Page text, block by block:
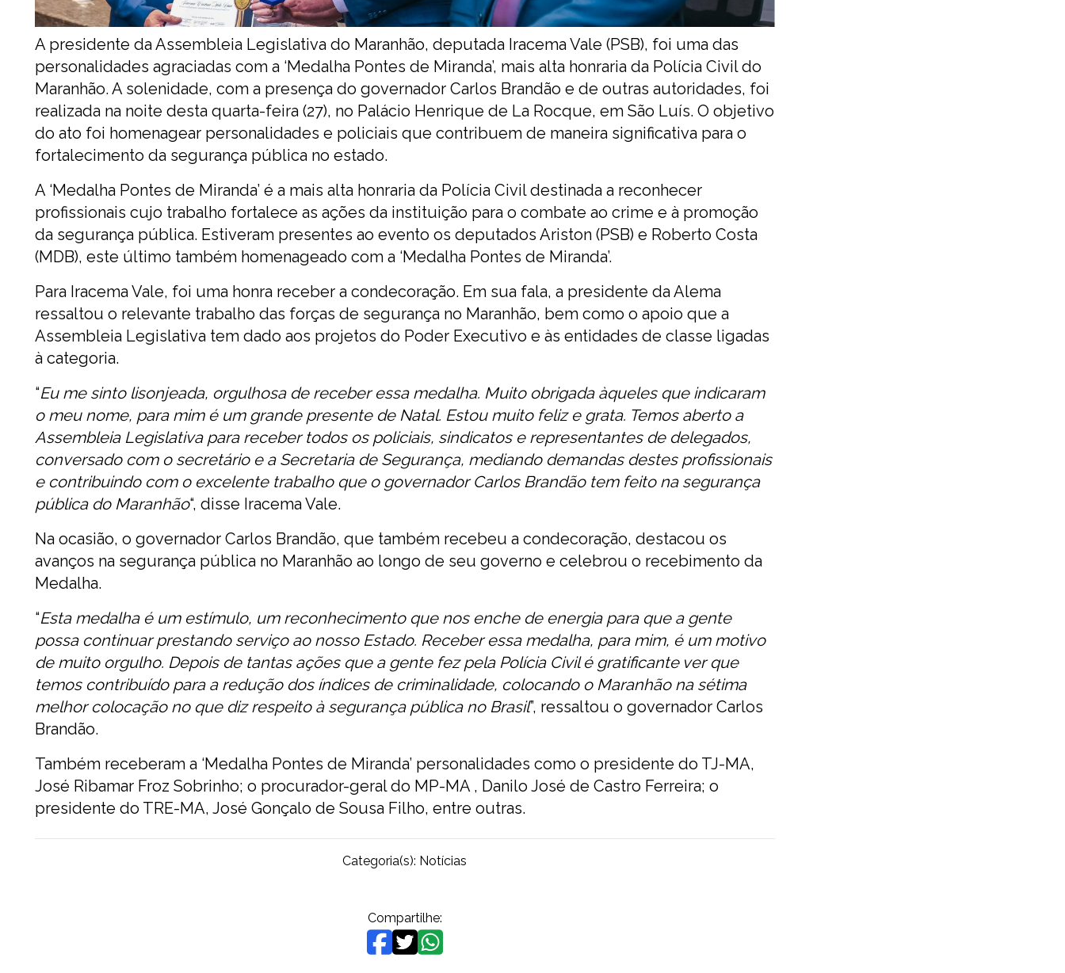
A presidente da Assembleia Legislativa do Maranhão, deputada Iracema Vale (PSB), foi uma das
personalidades agraciadas com a ‘Medalha Pontes de Miranda’, mais alta honraria da Polícia Civil do
Maranhão. A solenidade, com a presença do governador Carlos Brandão e de outras autoridades, foi
realizada na noite desta quarta-feira (27), no Palácio Henrique de La Rocque, em São Luís. O objetivo
do ato foi homenagear personalidades e policiais que contribuem de maneira significativa para o
fortalecimento da segurança pública no estado.
A ‘Medalha Pontes de Miranda’ é a mais alta honraria da Polícia Civil destinada a reconhecer
profissionais cujo trabalho fortalece as ações da instituição para o combate ao crime e à promoção
da segurança pública. Estiveram presentes ao evento os deputados Ariston (PSB) e Roberto Costa
(MDB), este último também homenageado com a ‘Medalha Pontes de Miranda’.
Para Iracema Vale, foi uma honra receber a condecoração. Em sua fala, a presidente da Alema
ressaltou o relevante trabalho das forças de segurança no Maranhão, bem como o apoio que a
Assembleia Legislativa tem dado aos projetos do Poder Executivo e às entidades de classe ligadas
à categoria.
“Eu me sinto lisonjeada, orgulhosa de receber essa medalha. Muito obrigada àqueles que indicaram
o meu nome, para mim é um grande presente de Natal. Estou muito feliz e grata. Temos aberto a
Assembleia Legislativa para receber todos os policiais, sindicatos e representantes de delegados,
conversado com o secretário e a Secretaria de Segurança, mediando demandas destes profissionais
e contribuindo com o excelente trabalho que o governador Carlos Brandão tem feito na segurança
pública do Maranhão“, disse Iracema Vale.
Na ocasião, o governador Carlos Brandão, que também recebeu a condecoração, destacou os
avanços na segurança pública no Maranhão ao longo de seu governo e celebrou o recebimento da
Medalha.
“Esta medalha é um estímulo, um reconhecimento que nos enche de energia para que a gente
possa continuar prestando serviço ao nosso Estado. Receber essa medalha, para mim, é um motivo
de muito orgulho. Depois de tantas ações que a gente fez pela Polícia Civil é gratificante ver que
temos contribuído para a redução dos índices de criminalidade, colocando o Maranhão na sétima
melhor colocação no que diz respeito à segurança pública no Brasil”, ressaltou o governador Carlos
Brandão.
Também receberam a ‘Medalha Pontes de Miranda’ personalidades como o presidente do TJ-MA,
José Ribamar Froz Sobrinho; o procurador-geral do MP-MA , Danilo José de Castro Ferreira; o
presidente do TRE-MA, José Gonçalo de Sousa Filho, entre outras.
Categoria(s): Notícias
Compartilhe: